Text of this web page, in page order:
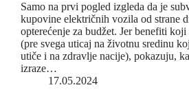
Samo na prvi pogled izgleda da je
kupovine električnih vozila od strane
opterećenje za budžet. Jer benefiti koji
(pre svega uticaj na životnu sredinu
utiče i na zdravlje nacije), pokazuju,
izraze…
17.05.2024